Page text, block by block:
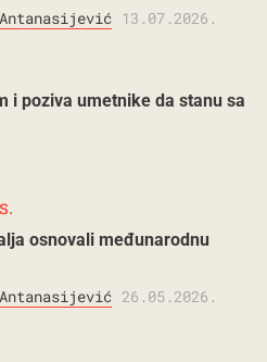
13.07.2026.
i poziva umetnike da stanu sa
osnovali međunarodnu
26.05.2026.